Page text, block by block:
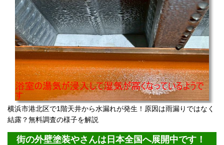
横浜市港北区で1階天井から水漏れが発生！原因は雨漏りではなく
結露？無料調査の様子を解説
街の外壁塗装やさんは日本全国へ展開中です！